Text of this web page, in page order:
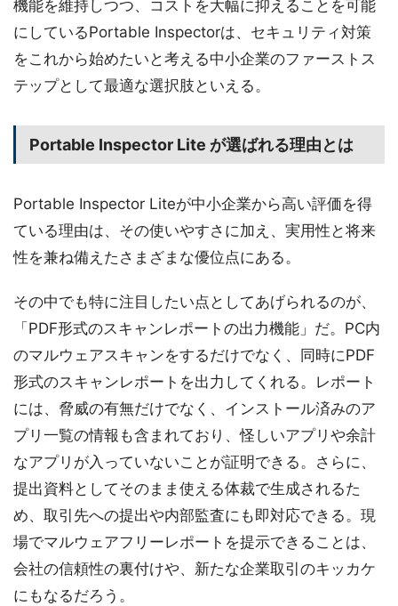
機能を維持しつつ、コストを大幅に抑えることを可能
にしているPortable Inspectorは、セキュリティ対策
をこれから始めたいと考える中小企業のファーストス
テップとして最適な選択肢といえる。
Portable Inspector Lite が選ばれる理由とは
Portable Inspector Liteが中小企業から高い評価を得
ている理由は、その使いやすさに加え、実用性と将来
性を兼ね備えたさまざまな優位点にある。
その中でも特に注目したい点としてあげられるのが、
「PDF形式のスキャンレポートの出力機能」だ。PC内
のマルウェアスキャンをするだけでなく、同時にPDF
形式のスキャンレポートを出力してくれる。レポート
には、脅威の有無だけでなく、インストール済みのア
プリ一覧の情報も含まれており、怪しいアプリや余計
なアプリが入っていないことが証明できる。さらに、
提出資料としてそのまま使える体裁で生成されるた
め、取引先への提出や内部監査にも即対応できる。現
場でマルウェアフリーレポートを提示できることは、
会社の信頼性の裏付けや、新たな企業取引のキッカケ
にもなるだろう。